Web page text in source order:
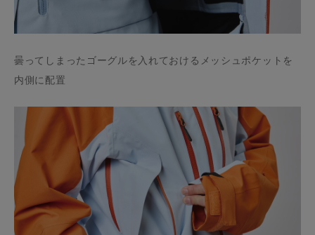
曇ってしまったゴーグルを入れておけるメッシュポケットを
内側に配置